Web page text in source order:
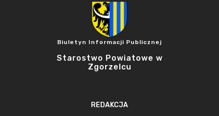
Biuletyn Informacji Publicznej
Starostwo Powiatowe w
Zgorzelcu
REDAKCJA